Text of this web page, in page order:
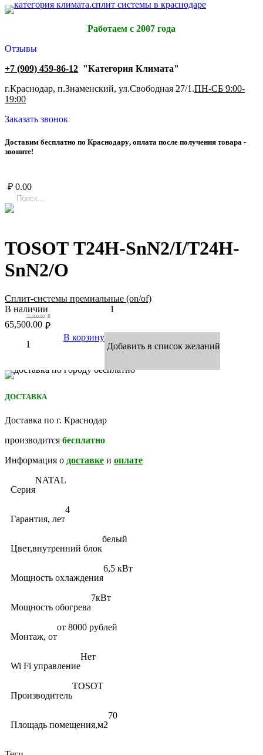
Работаем с 2007 года
Отзывы
+7 (909) 459-86-12 "Категория Климата"
г.Краснодар, п.Знаменский, ул.Свободная 27/1.ПН-СБ 9:00-
19:00
Заказать звонок
Доставим бесплатно по Краснодару, оплата после получения товара -
звоните!
₽ 0.00
TOSOT T24H-SnN2/I/T24H-
SnN2/O
Сплит-системы премиальные (on/of)
В наличии
1
₽
65,500.00
₽
75,300.00
В корзину
Добавить в список желаний
ДОСТАВКА
Доставка по г. Краснодар
производится бесплатно
Информация о доставке и оплате
Серия
NATAL
Гарантия, лет
4
Цвет,внутренний блок
белый
Мощность охлаждения
6,5 кВт
Мощность обогрева
7кВт
Монтаж, от
от 8000 рублей
Wi Fi управление
Нет
Производитель
TOSOT
Площадь помещения,м2
70